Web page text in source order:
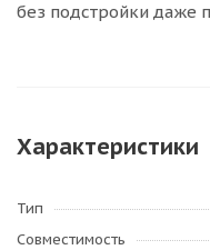
без подстройки даже
Характеристики
Тип
Совместимость